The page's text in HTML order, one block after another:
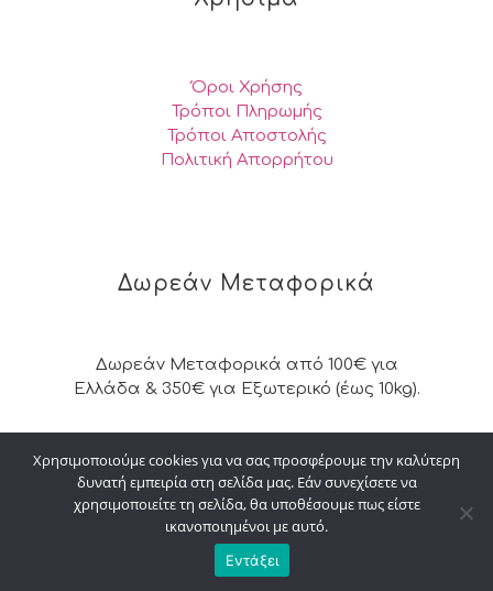
Όροι Χρήσης
Τρόποι Πληρωμής
Τρόποι Αποστολής
Πολιτική Απορρήτου
Δωρεάν Μεταφορικά
Δωρεάν Μεταφορικά από 100€ για
Ελλάδα & 350€ για Εξωτερικό (έως 10kg).
© 2026 Kalpakisdesign. All Rights Reserved. |
Powered by
digital4u
Χρησιμοποιούμε cookies για να σας προσφέρουμε την καλύτερη
δυνατή εμπειρία στη σελίδα μας. Εάν συνεχίσετε να
χρησιμοποιείτε τη σελίδα, θα υποθέσουμε πως είστε
ικανοποιημένοι με αυτό.
Εντάξει